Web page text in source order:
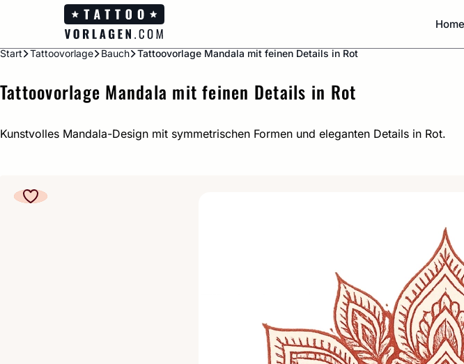
Home
Start Tattoovorlage Bauch Tattoovorlage Mandala mit feinen Details in Rot
Tattoovorlage Mandala mit feinen Details in Rot
Kunstvolles Mandala-Design mit symmetrischen Formen und eleganten Details in Rot.